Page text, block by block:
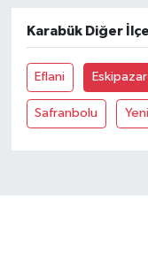
Karabük Diğer
Eflani Eskipazar
Safranbolu